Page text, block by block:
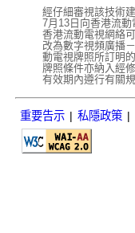
經仔細審視該技術
7月13日向香港流
香港流動電視網絡
改為數字視頻廣播
動電視牌照所訂明
牌照條件亦納入經
有效期內遵行有關
重要告示 | 私隱政策 |